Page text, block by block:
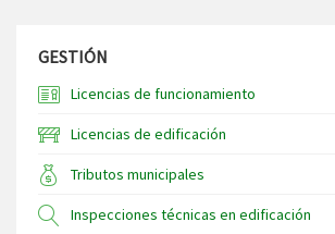
GESTIÓN
Licencias de funcionamiento
Licencias de edificación
Tributos municipales
Inspecciones técnicas en edificación